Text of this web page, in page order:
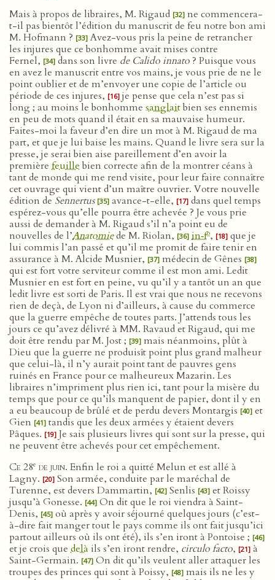
Mais à propos de libraires, M. Rigaud [32] ne commencera-
t-il pas bientôt l’édition du manuscrit de feu notre bon ami
M. Hofmann ? [33] Avez-vous pris la peine de retrancher
les injures que ce bonhomme avait mises contre
Fernel, [34] dans son livre de Calido innato? Puisque vous
en avez le manuscrit entre vos mains, je vous prie de ne le
point oublier et de m’envoyer une copie de l’article ou
période de ces injures, [16] je pense que cela n’est pas si
long ; au moins le bonhomme sanglaitbien ses ennemis
en peu de mots quand il était en sa mauvaise humeur.
Faites-moi la faveur d’en dire un mot à M. Rigaud de ma
part, et que je lui baise les mains. Quand le livre sera sur la
presse, je serai bien aise pareillement d’en avoir la
première feuille bien correcte afin de la montrer céans à
tant de monde qui me rend visite, pour leur faire connaître
cet ouvrage qui vient d’un maître ouvrier. Votre nouvelle
édition de Sennertus [35] avance-t-elle, [17] dans quel temps
espérez-vous qu’elle pourra être achevée ? Je vous prie
aussi de demander à M. Rigaud s’il n’a point eu de
nouvelles de l’Anatomiede M. Riolan, [36] in‑fo, [18] que je
lui commis l’an passé et qu’il me promit de faire tenir en
assurance à M. Alcide Musnier, [37] médecin de Gênes [38]
qui est fort votre serviteur comme il est mon ami. Ledit
Musnier en est fort en peine, vu qu’il y a tantôt un an que
ledit livre est sorti de Paris. Il est vrai que nous ne recevons
rien de deçà, de Lyon ni d’ailleurs, à cause du commerce
que la guerre empêche de toutes parts. J’attends tous les
jours ce qu’avez délivré à MM. Ravaud et Rigaud, qui me
doit être rendu par M. Jost ; [39] mais néanmoins, plût à
Dieu que la guerre ne produisît point plus grand malheur
que celui-là, il n’y aurait point tant de pauvres gens
ruinés en France pour ce malheureux Mazarin. Les
libraires n’impriment plus rien ici, tant pour la misère du
temps que pour ce qu’ils manquent de papier, dont il y en
a eu beaucoup de brûlé et de perdu devers Montargis [40] et
Gien [41] tandis que les deux armées y étaient devers
Pâques. [19] Je sais plusieurs livres qui sont sur la presse, qui
ne peuvent être achevés pour cet empêchement.
Ce 28e de juin. Enfin le roi a quitté Melun et est allé à
Lagny. [20] Son armée, conduite par le maréchal de
Turenne, est devers Dammartin, [42] Senlis [43] et Roissy
jusqu’à Gonesse. [44] On dit que le roi viendra à Saint-
Denis, [45] où après y avoir séjourné quelques jours (c’est-
à-dire fait manger tout le pays comme ils ont fait jusqu’ici
partout ailleurs où ils ont été), ils s’en iront à Pontoise ; [46]
et je crois que delà ils s’en iront rendre, circulo facto, [21] à
Saint-Germain. [47] On dit qu’ils veulent aller attaquer les
troupes des princes qui sont à Poissy, [48] mais ils ne les y